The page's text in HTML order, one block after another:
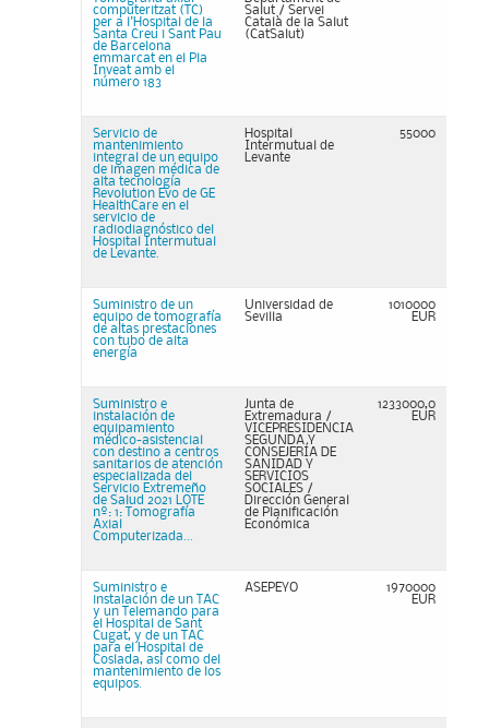
computeritzat (TC)
per a l'Hospital de la
Santa Creu i Sant Pau
de Barcelona
emmarcat en el Pla
Inveat amb el
número 183
Salut / Servei
Català de la Salut
(CatSalut)
Servicio de
mantenimiento
integral de un equipo
de imagen médica de
alta tecnología
Revolution Evo de GE
HealthCare en el
servicio de
radiodiagnóstico del
Hospital Intermutual
de Levante.
Hospital
Intermutual de
Levante
55000
Suministro de un
equipo de tomografía
de altas prestaciones
con tubo de alta
energía
Universidad de
Sevilla
1010000
EUR
Suministro e
instalación de
equipamiento
médico-asistencial
con destino a centros
sanitarios de atención
especializada del
Servicio Extremeño
de Salud 2021 LOTE
nº: 1: Tomografía
Axial
Computerizada...
Junta de
Extremadura /
VICEPRESIDENCIA
SEGUNDA Y
CONSEJERÍA DE
SANIDAD Y
SERVICIOS
SOCIALES /
Dirección General
de Planificación
Económica
1233000,0
EUR
Suministro e
instalación de un TAC
y un Telemando para
el Hospital de Sant
Cugat, y de un TAC
para el Hospital de
Coslada, así como del
mantenimiento de los
equipos.
ASEPEYO
1970000
EUR